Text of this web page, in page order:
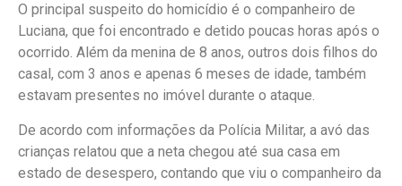
O principal suspeito do homicídio é o companheiro de
Luciana, que foi encontrado e detido poucas horas após o
ocorrido. Além da menina de 8 anos, outros dois filhos do
casal, com 3 anos e apenas 6 meses de idade, também
estavam presentes no imóvel durante o ataque.
De acordo com informações da Polícia Militar, a avó das
crianças relatou que a neta chegou até sua casa em
estado de desespero, contando que viu o companheiro da